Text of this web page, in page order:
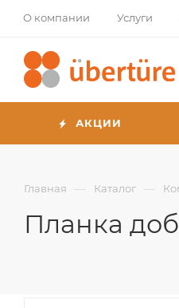
О компании Услуги
АКЦИИ
Главная — Каталог —
Планка